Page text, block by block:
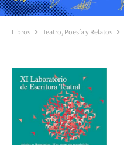
Libros Teatro, Poesía y Relatos